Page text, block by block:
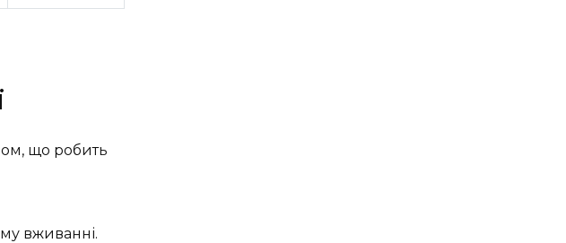
що робить
вживанні.